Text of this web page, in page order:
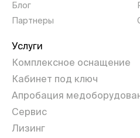
Блог
Партнеры
Услуги
Комплексное оснащение
Кабинет под ключ
Апробация
Сервис
Лизинг